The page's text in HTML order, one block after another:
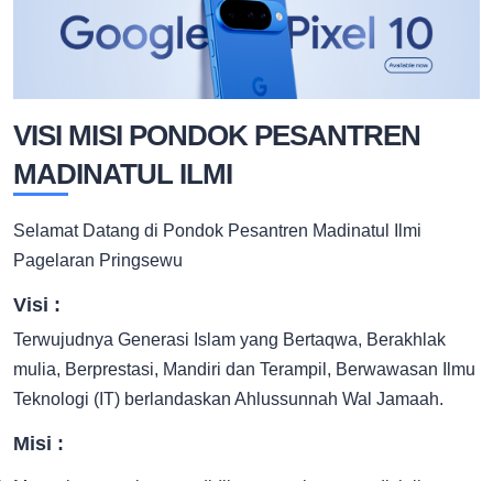
VISI MISI PONDOK PESANTREN
MADINATUL ILMI
Selamat Datang di Pondok Pesantren Madinatul Ilmi
Pagelaran Pringsewu
Visi :
Terwujudnya Generasi Islam yang Bertaqwa, Berakhlak
mulia, Berprestasi, Mandiri dan Terampil, Berwawasan Ilmu
Teknologi (IT) berlandaskan Ahlussunnah Wal Jamaah.
Misi :